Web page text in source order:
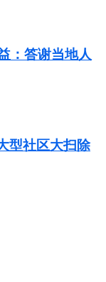
：答谢当地人
型社区大扫除